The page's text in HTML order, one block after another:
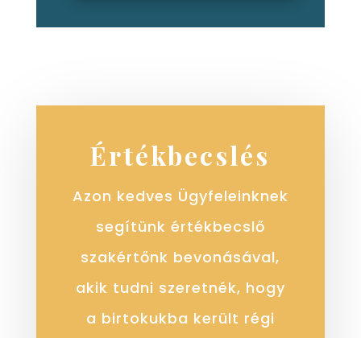
Értékbecslés
Azon kedves Ügyfeleinknek
segítünk értékbecslő
szakértőnk bevonásával,
akik tudni szeretnék, hogy
a birtokukba került régi